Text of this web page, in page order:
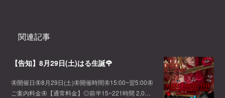
関連記事
【告知】8月29日(土)はる生誕🌹
🦋開催日🦋8月29日(土)🦋開催時間🦋15:00~翌5:00🦋
ご案内料金🦋【通常料金】◎前半15~221時間 2,0…